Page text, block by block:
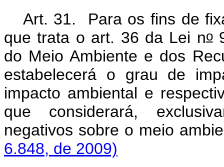
Art. 31. Para os fins de
que trata o art. 36 da Lei no
do Meio Ambiente e dos
estabelecerá o grau de
impacto ambiental e
que considerará,
negativos sobre o meio
6.848, de 2009)